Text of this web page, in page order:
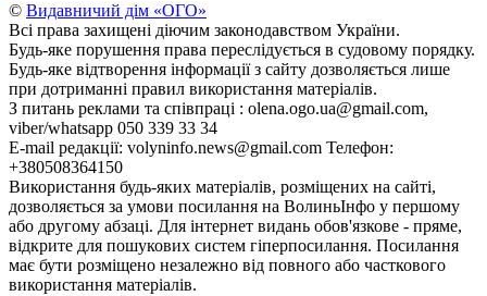
© Видавничий дім «ОГО»
Всі права захищені діючим законодавством України.
Будь-яке порушення права переслідується в судовому порядку.
Будь-яке відтворення інформації з сайту дозволяється лише
при дотриманні правил використання матеріалів.
З питань реклами та співпраці : olena.ogo.ua@gmail.com,
viber/whatsapp 050 339 33 34
E-mail редакції: volyninfo.news@gmail.com Телефон:
+380508364150
Використання будь-яких матеріалів, розміщених на сайті,
дозволяється за умови посилання на ВолиньІнфо у першому
або другому абзаці. Для інтернет видань обов'язкове - пряме,
відкрите для пошукових систем гіперпосилання. Посилання
має бути розміщено незалежно від повного або часткового
використання матеріалів.